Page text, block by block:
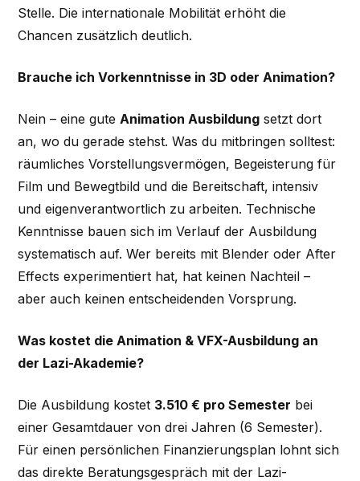
Stelle. Die internationale Mobilität erhöht die
Chancen zusätzlich deutlich.
Brauche ich Vorkenntnisse in 3D oder Animation?
Nein – eine gute Animation Ausbildung setzt dort
an, wo du gerade stehst. Was du mitbringen solltest:
räumliches Vorstellungsvermögen, Begeisterung für
Film und Bewegtbild und die Bereitschaft, intensiv
und eigenverantwortlich zu arbeiten. Technische
Kenntnisse bauen sich im Verlauf der Ausbildung
systematisch auf. Wer bereits mit Blender oder After
Effects experimentiert hat, hat keinen Nachteil –
aber auch keinen entscheidenden Vorsprung.
Was kostet die Animation & VFX-Ausbildung an
der Lazi-Akademie?
Die Ausbildung kostet 3.510 € pro Semester bei
einer Gesamtdauer von drei Jahren (6 Semester).
Für einen persönlichen Finanzierungsplan lohnt sich
das direkte Beratungsgespräch mit der Lazi-